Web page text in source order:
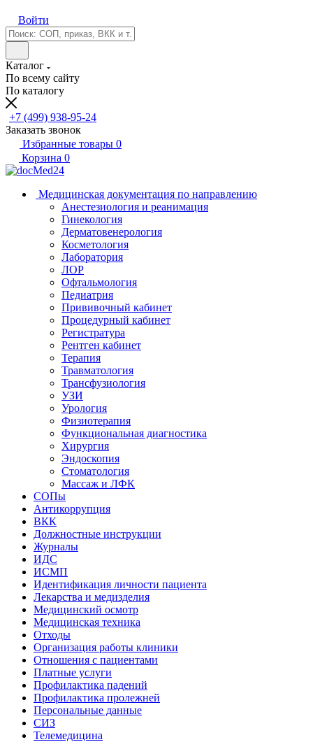
Войти
Каталог
По всему сайту
По каталогу
+7 (499) 938-95-24
Заказать звонок
Избранные товары 0
Корзина 0
Медицинская документация по направлению
Анестезиология и реанимация
Гинекология
Дерматовенерология
Косметология
Лаборатория
ЛОР
Офтальмология
Педиатрия
Прививочный кабинет
Процедурный кабинет
Регистратура
Рентген кабинет
Терапия
Травматология
Трансфузиология
УЗИ
Урология
Физиотерапия
Функциональная диагностика
Хирургия
Эндоскопия
Стоматология
Массаж и ЛФК
СОПы
Антикоррупция
ВКК
Должностные инструкции
Журналы
ИДС
ИСМП
Идентификация личности пациента
Лекарства и медизделия
Медицинский осмотр
Медицинская техника
Отходы
Организация работы клиники
Отношения с пациентами
Платные услуги
Профилактика падений
Профилактика пролежней
Персональные данные
СИЗ
Телемедицина